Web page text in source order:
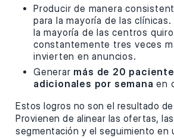
Producir de manera
para la mayoría de las
la mayoría de las centros
constantemente tres veces
invierten en anuncios.
Generar más de 20
adicionales por semana en
Estos logros no son el resultado
Provienen de alinear las ofertas,
segmentación y el seguimiento en